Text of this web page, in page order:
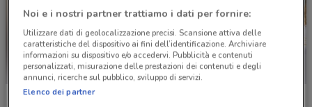
Maisons du Monde
Noi e i nostri partner trattiamo i dati per fornire:
Utilizzare dati di geolocalizzazione precisi. Scansione attiva delle
caratteristiche del dispositivo ai fini dell’identificazione. Archiviare
informazioni su dispositivo e/o accedervi. Pubblicità e contenuti
personalizzati, misurazione delle prestazioni dei contenuti e degli
annunci, ricerche sul pubblico, sviluppo di servizi.
Elenco dei partner